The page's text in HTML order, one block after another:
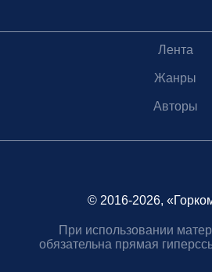
Лента
Жанры
Авторы
© 2016-2026,
При использовании
обязательна прямая